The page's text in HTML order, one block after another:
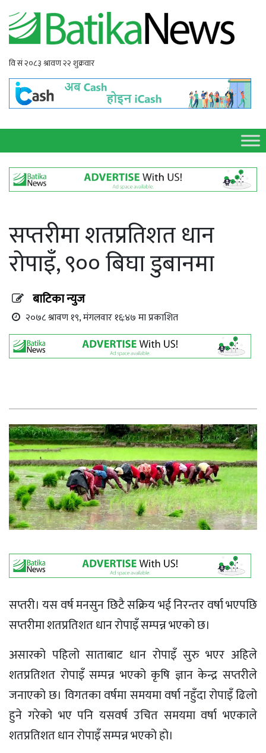
सप्तरीमा शतप्रतिशत धान
रोपाइँ, ९०० बिघा डुबानमा
बाटिका न्युज
२०७८ श्रावण १९, मंगलवार १६:४७ मा प्रकाशित
सप्तरी। यस वर्ष मनसुन छिटै सक्रिय भई निरन्तर वर्षा भएपछि
सप्तरीमा शतप्रतिशत धान रोपाइँ सम्पन्न भएको छ।
असारको पहिलो साताबाट धान रोपाइँ सुरु भएर अहिले
शतप्रतिशत रोपाइँ सम्पन्न भएको कृषि ज्ञान केन्द्र सप्तरीले
जनाएको छ। विगतका वर्षमा समयमा वर्षा नहुँदा रोपाइँ ढिलो
हुने गरेको भए पनि यसवर्ष उचित समयमा वर्षा भएकाले
शतप्रतिशत धान रोपाइँ सम्पन्न भएको हो।